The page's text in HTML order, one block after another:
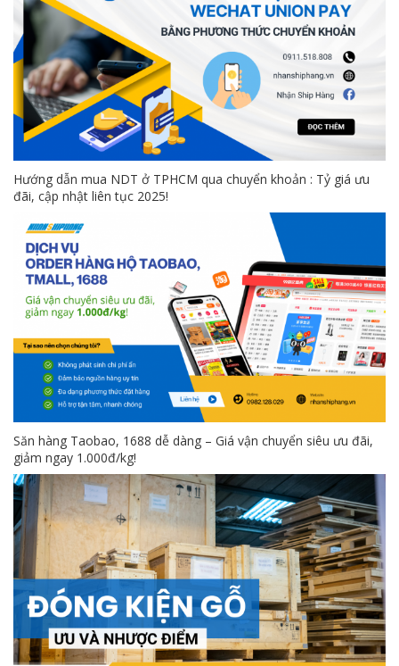
Hướng dẫn mua NDT ở TPHCM qua chuyển khoản : Tỷ giá ưu
đãi, cập nhật liên tục 2025!
Săn hàng Taobao, 1688 dễ dàng – Giá vận chuyển siêu ưu đãi,
giảm ngay 1.000đ/kg!